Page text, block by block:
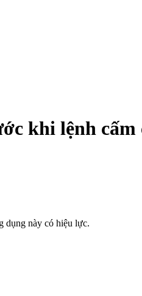
khi lệnh cấm
dụng này có hiệu lực.